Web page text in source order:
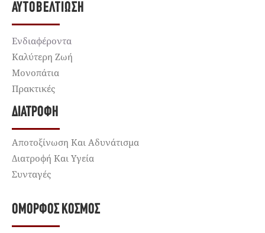
ΑΥΤΟΒΕΛΤΊΩΣΗ
Ενδιαφέροντα
Καλύτερη Ζωή
Μονοπάτια
Πρακτικές
ΔΙΑΤΡΟΦΉ
Αποτοξίνωση Και Αδυνάτισμα
Διατροφή Και Υγεία
Συνταγές
ΌΜΟΡΦΟΣ ΚΌΣΜΟΣ